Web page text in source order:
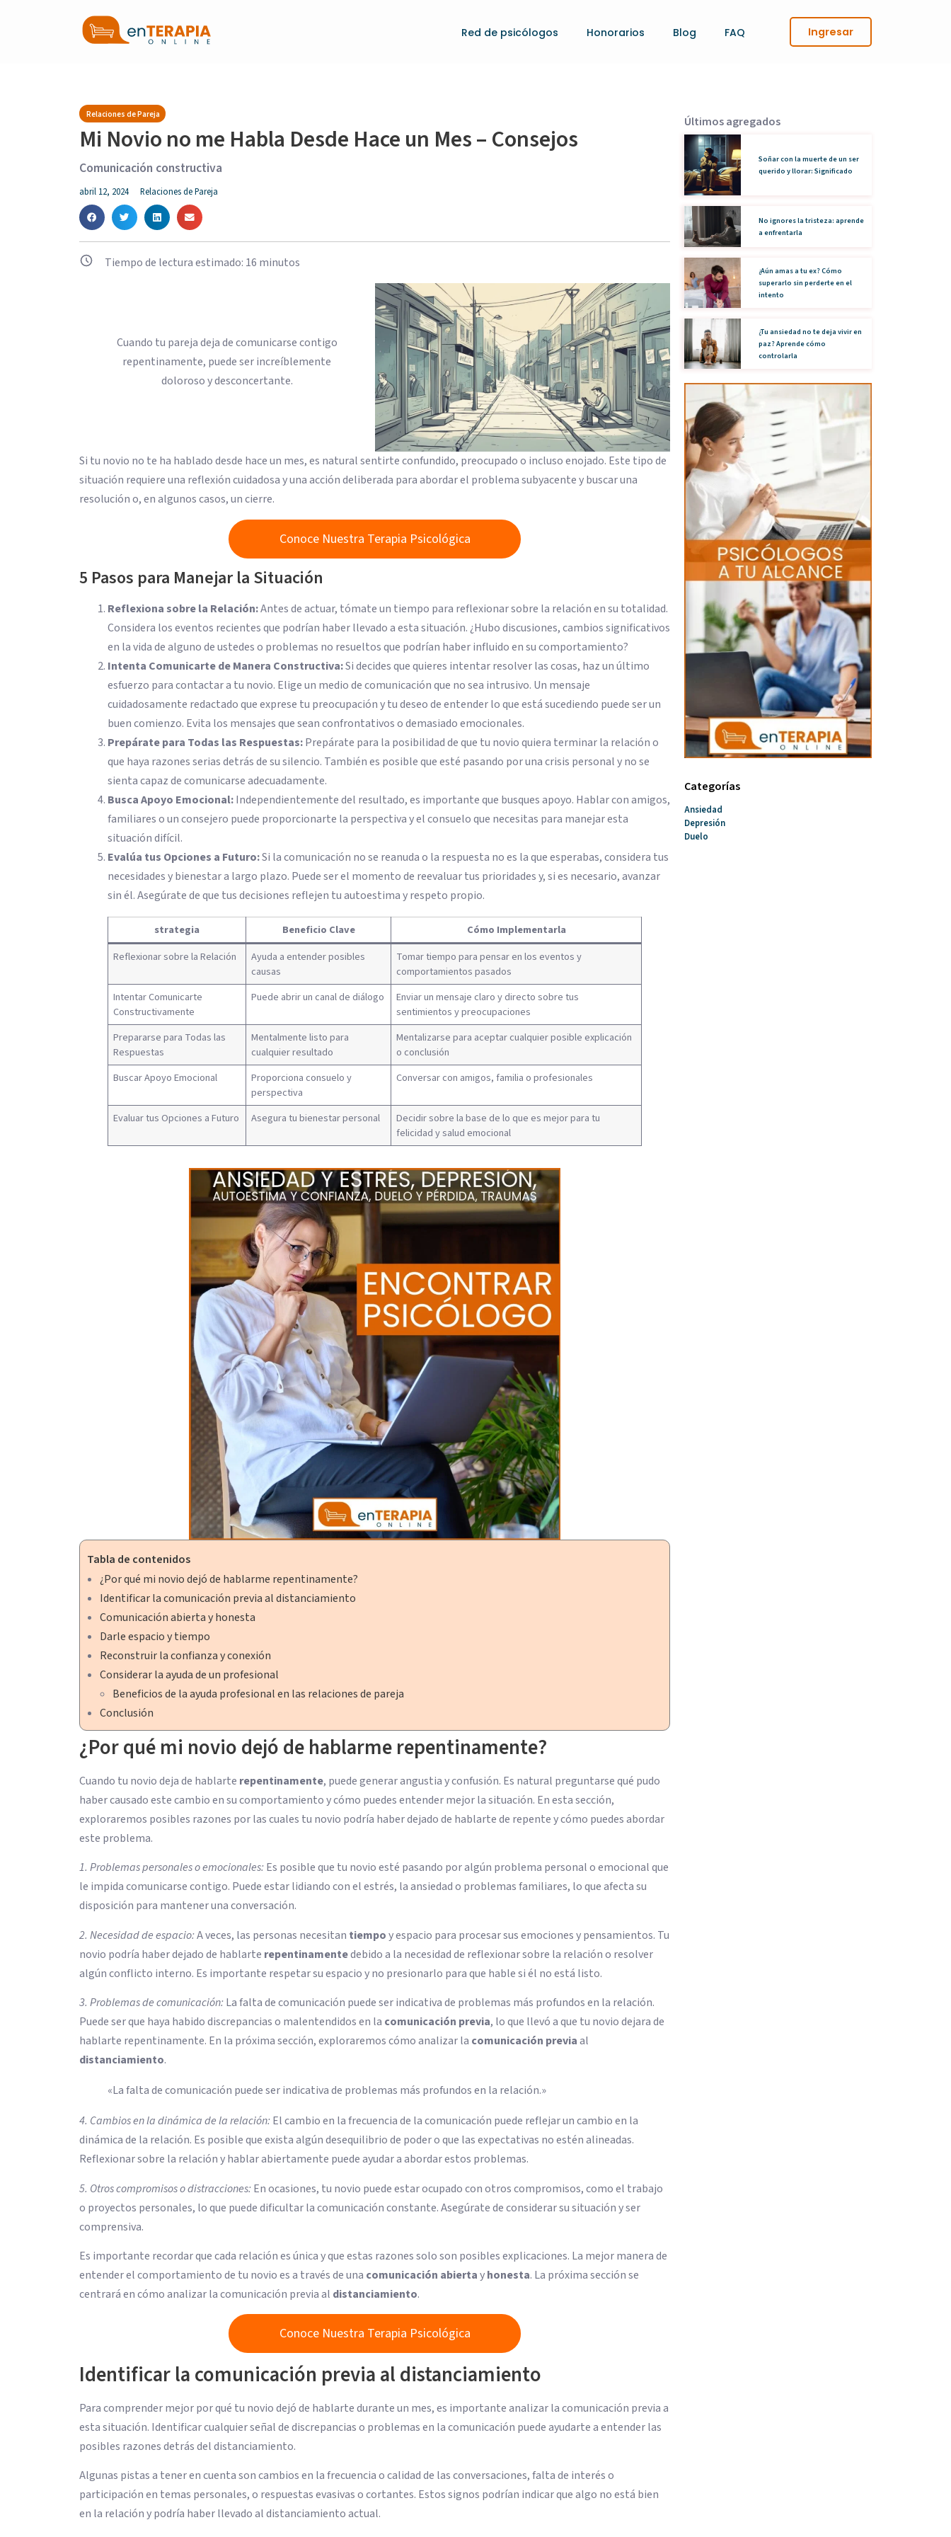
Red de psicólogos Honorarios Blog FAQ Ingresar
Relaciones de Pareja
Mi Novio no me Habla Desde Hace un Mes – Consejos
Comunicación constructiva
abril 12, 2024 Relaciones de Pareja
Tiempo de lectura estimado: 16 minutos
Cuando tu pareja deja de comunicarse contigo
repentinamente, puede ser increíblemente
doloroso y desconcertante.
Si tu novio no te ha hablado desde hace un mes, es natural sentirte confundido, preocupado o incluso enojado. Este tipo de
situación requiere una reflexión cuidadosa y una acción deliberada para abordar el problema subyacente y buscar una
resolución o, en algunos casos, un cierre.
Conoce Nuestra Terapia Psicológica
5 Pasos para Manejar la Situación
Reflexiona sobre la Relación:Antes de actuar, tómate un tiempo para reflexionar sobre la relación en su totalidad.
Considera los eventos recientes que podrían haber llevado a esta situación. ¿Hubo discusiones, cambios significativos
en la vida de alguno de ustedes o problemas no resueltos que podrían haber influido en su comportamiento?
Intenta Comunicarte de Manera Constructiva:Si decides que quieres intentar resolver las cosas, haz un último
esfuerzo para contactar a tu novio. Elige un medio de comunicación que no sea intrusivo. Un mensaje
cuidadosamente redactado que exprese tu preocupación y tu deseo de entender lo que está sucediendo puede ser un
buen comienzo. Evita los mensajes que sean confrontativos o demasiado emocionales.
Prepárate para Todas las Respuestas:Prepárate para la posibilidad de que tu novio quiera terminar la relación o
que haya razones serias detrás de su silencio. También es posible que esté pasando por una crisis personal y no se
sienta capaz de comunicarse adecuadamente.
Busca Apoyo Emocional:Independientemente del resultado, es importante que busques apoyo. Hablar con amigos,
familiares o un consejero puede proporcionarte la perspectiva y el consuelo que necesitas para manejar esta
situación difícil.
Evalúa tus Opciones a Futuro:Si la comunicación no se reanuda o la respuesta no es la que esperabas, considera tus
necesidades y bienestar a largo plazo. Puede ser el momento de reevaluar tus prioridades y, si es necesario, avanzar
sin él. Asegúrate de que tus decisiones reflejen tu autoestima y respeto propio.
strategia Beneficio Clave
Cómo Implementarla
Reflexionar sobre la Relación
Ayuda a entender posibles
causas
Tomar tiempo para pensar en los eventos y
comportamientos pasados
Intentar Comunicarte
Constructivamente
Puede abrir un canal de diálogo
Enviar un mensaje claro y directo sobre tus
sentimientos y preocupaciones
Prepararse para Todas las
Respuestas
Mentalmente listo para
cualquier resultado
Mentalizarse para aceptar cualquier posible explicación
o conclusión
Buscar Apoyo Emocional
Proporciona consuelo y
perspectiva
Conversar con amigos, familia o profesionales
Evaluar tus Opciones a Futuro Asegura tu bienestar personal
Decidir sobre la base de lo que es mejor para tu
felicidad y salud emocional
Tabla de contenidos
¿Por qué mi novio dejó de hablarme repentinamente?
Identificar la comunicación previa al distanciamiento
Comunicación abierta y honesta
Darle espacio y tiempo
Reconstruir la confianza y conexión
Considerar la ayuda de un profesional
Beneficios de la ayuda profesional en las relaciones de pareja
Conclusión
¿Por qué mi novio dejó de hablarme repentinamente?
Cuando tu novio deja de hablarte repentinamente, puede generar angustia y confusión. Es natural preguntarse qué pudo
haber causado este cambio en su comportamiento y cómo puedes entender mejor la situación. En esta sección,
exploraremos posibles razones por las cuales tu novio podría haber dejado de hablarte de repente y cómo puedes abordar
este problema.
1. Problemas personales o emocionales:Es posible que tu novio esté pasando por algún problema personal o emocional que
le impida comunicarse contigo. Puede estar lidiando con el estrés, la ansiedad o problemas familiares, lo que afecta su
disposición para mantener una conversación.
2. Necesidad de espacio:A veces, las personas necesitan tiempoy espacio para procesar sus emociones y pensamientos. Tu
novio podría haber dejado de hablarte repentinamentedebido a la necesidad de reflexionar sobre la relación o resolver
algún conflicto interno. Es importante respetar su espacio y no presionarlo para que hable si él no está listo.
3. Problemas de comunicación:La falta de comunicación puede ser indicativa de problemas más profundos en la relación.
Puede ser que haya habido discrepancias o malentendidos en la comunicación previa, lo que llevó a que tu novio dejara de
hablarte repentinamente. En la próxima sección, exploraremos cómo analizar la comunicación previaal
distanciamiento.
«La falta de comunicación puede ser indicativa de problemas más profundos en la relación.»
4. Cambios en la dinámica de la relación:El cambio en la frecuencia de la comunicación puede reflejar un cambio en la
dinámica de la relación. Es posible que exista algún desequilibrio de poder o que las expectativas no estén alineadas.
Reflexionar sobre la relación y hablar abiertamente puede ayudar a abordar estos problemas.
5. Otros compromisos o distracciones:En ocasiones, tu novio puede estar ocupado con otros compromisos, como el trabajo
o proyectos personales, lo que puede dificultar la comunicación constante. Asegúrate de considerar su situación y ser
comprensiva.
Es importante recordar que cada relación es única y que estas razones solo son posibles explicaciones. La mejor manera de
entender el comportamiento de tu novio es a través de una comunicación abiertayhonesta. La próxima sección se
centrará en cómo analizar la comunicación previa al distanciamiento.
Conoce Nuestra Terapia Psicológica
Identificar la comunicación previa al distanciamiento
Para comprender mejor por qué tu novio dejó de hablarte durante un mes, es importante analizar la comunicación previa a
esta situación. Identificar cualquier señal de discrepancias o problemas en la comunicación puede ayudarte a entender las
posibles razones detrás del distanciamiento.
Algunas pistas a tener en cuenta son cambios en la frecuencia o calidad de las conversaciones, falta de interés o
participación en temas personales, o respuestas evasivas o cortantes. Estos signos podrían indicar que algo no está bien
en la relación y podría haber llevado al distanciamiento actual.
Últimos agregados
Soñar con la muerte de un ser
querido y llorar: Significado
No ignores la tristeza: aprende
a enfrentarla
¿Aún amas a tu ex? Cómo
superarlo sin perderte en el
intento
¿Tu ansiedad no te deja vivir en
paz? Aprende cómo
controlarla
Categorías
Ansiedad
Depresión
Duelo